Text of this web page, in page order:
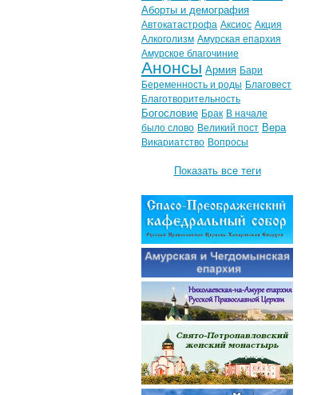
Аборты и демография
Автокатастрофа Аксиос Акция
Алкоголизм Амурская епархия
Амурское благочиние
Анонсы Армия Бари
Беременность и роды Благовест
Благотворительность
Богословие Брак В начале
было слово Великий пост Вера
Викариатство Вопросы
Показать все теги